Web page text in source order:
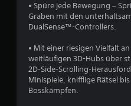
• Spüre jede Bewegung –
Graben mit den
DualSense™-Controllers.
• Mit einer riesigen Vielfalt
weitläufigen 3D-Hubs über
2D-Side-Scrolling-
Minispiele, knifflige Rätsel
Bosskämpfen.